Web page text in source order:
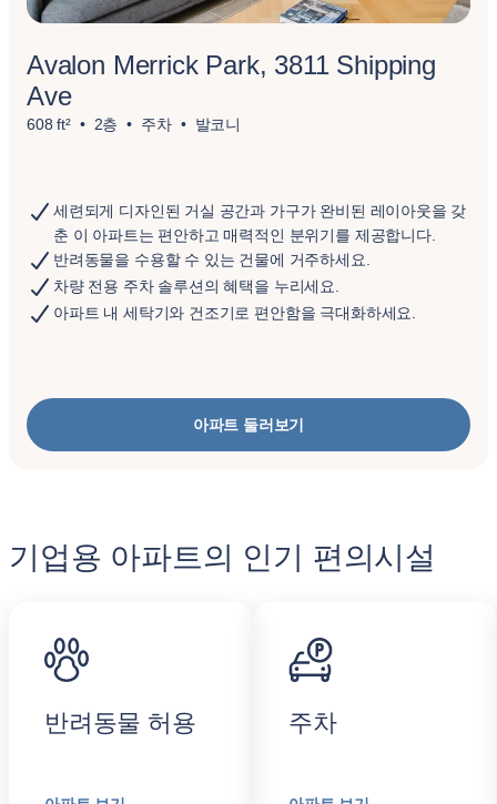
Avalon Merrick Park, 3811 Shipping
Ave
608 ft² 2층 주차 발코니
세련되게 디자인된 거실 공간과 가구가 완비된 레이아웃을 갖
춘 이 아파트는 편안하고 매력적인 분위기를 제공합니다.
반려동물을 수용할 수 있는 건물에 거주하세요.
차량 전용 주차 솔루션의 혜택을 누리세요.
아파트 내 세탁기와 건조기로 편안함을 극대화하세요.
아파트 둘러보기
기업용 아파트의 인기 편의시설
반려동물 허용 주차